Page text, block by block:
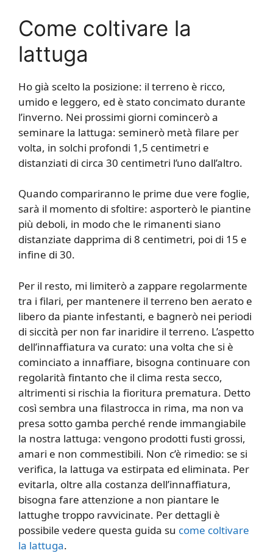
Come coltivare la
lattuga
Ho già scelto la posizione: il terreno è ricco,
umido e leggero, ed è stato concimato durante
l’inverno. Nei prossimi giorni comincerò a
seminare la lattuga: seminerò metà filare per
volta, in solchi profondi 1,5 centimetri e
distanziati di circa 30 centimetri l’uno dall’altro.
Quando compariranno le prime due vere foglie,
sarà il momento di sfoltire: asporterò le piantine
più deboli, in modo che le rimanenti siano
distanziate dapprima di 8 centimetri, poi di 15 e
infine di 30.
Per il resto, mi limiterò a zappare regolarmente
tra i filari, per mantenere il terreno ben aerato e
libero da piante infestanti, e bagnerò nei periodi
di siccità per non far inaridire il terreno. L’aspetto
dell’innaffiatura va curato: una volta che si è
cominciato a innaffiare, bisogna continuare con
regolarità fintanto che il clima resta secco,
altrimenti si rischia la fioritura prematura. Detto
così sembra una filastrocca in rima, ma non va
presa sotto gamba perché rende immangiabile
la nostra lattuga: vengono prodotti fusti grossi,
amari e non commestibili. Non c’è rimedio: se si
verifica, la lattuga va estirpata ed eliminata. Per
evitarla, oltre alla costanza dell’innaffiatura,
bisogna fare attenzione a non piantare le
lattughe troppo ravvicinate. Per dettagli è
possibile vedere questa guida su come coltivare
la lattuga.